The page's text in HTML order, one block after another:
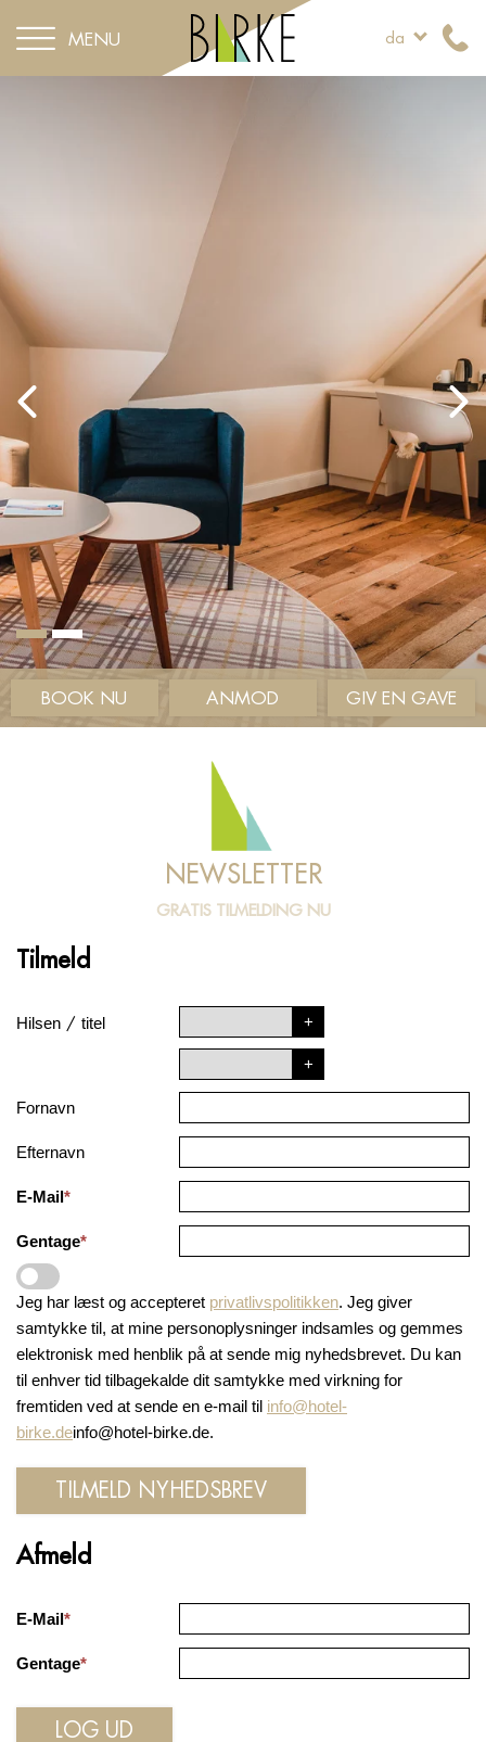
MENU da
BOOK NU ANMOD GIV EN GAVE
NEWSLETTER
GRATIS TILMELDING NU
Tilmeld
Hilsen / titel
Fornavn
Efternavn
E-Mail*
Gentage*
Jeg har læst og accepteret privatlivspolitikken. Jeg giver
samtykke til, at mine personoplysninger indsamles og gemmes
elektronisk med henblik på at sende mig nyhedsbrevet. Du kan
til enhver tid tilbagekalde dit samtykke med virkning for
fremtiden ved at sende en e-mail til info@hotel-
birke.deinfo@hotel-birke.de.
Afmeld
E-Mail*
Gentage*